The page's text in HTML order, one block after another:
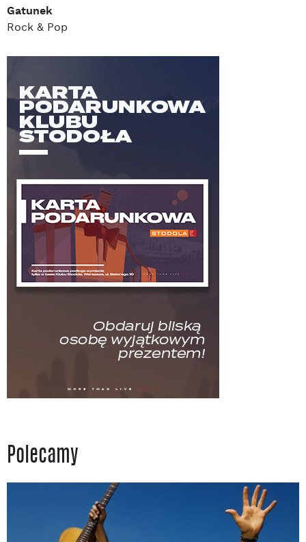
Gatunek
Rock & Pop
Polecamy